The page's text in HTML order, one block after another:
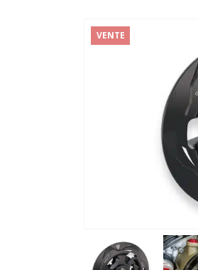
VENTE